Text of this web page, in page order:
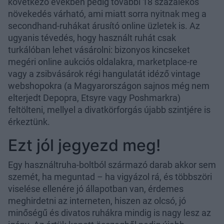
növekedés várható, ami miatt sorra nyitnak meg a
secondhand-ruhákat árusító online üzletek is. Az
ugyanis tévedés, hogy használt ruhát csak
turkálóban lehet vásárolni: bizonyos kincseket
megéri online aukciós oldalakra, marketplace-re
vagy a zsibvásárok régi hangulatát idéző vintage
webshopokra (a Magyarországon sajnos még nem
elterjedt Depopra, Etsyre vagy Poshmarkra)
feltölteni, mellyel a divatkörforgás újabb szintjére is
érkeztünk.
Ezt jól jegyezd meg!
Egy használtruha-boltból származó darab akkor sem
szemét, ha meguntad – ha vigyázol rá, és többszöri
viselése ellenére jó állapotban van, érdemes
meghirdetni az interneten, hiszen az olcsó, jó
minőségű és divatos ruhákra mindig is nagy lesz az